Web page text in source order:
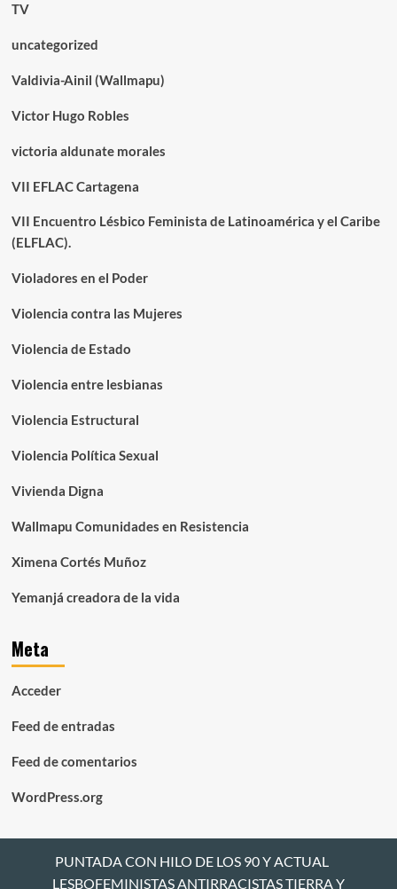
TV
uncategorized
Valdivia-Ainil (Wallmapu)
Victor Hugo Robles
victoria aldunate morales
VII EFLAC Cartagena
VII Encuentro Lésbico Feminista de Latinoamérica y el Caribe
(ELFLAC).
Violadores en el Poder
Violencia contra las Mujeres
Violencia de Estado
Violencia entre lesbianas
Violencia Estructural
Violencia Política Sexual
Vivienda Digna
Wallmapu Comunidades en Resistencia
Ximena Cortés Muñoz
Yemanjá creadora de la vida
Meta
Acceder
Feed de entradas
Feed de comentarios
WordPress.org
PUNTADA CON HILO DE LOS 90 Y ACTUAL
LESBOFEMINISTAS ANTIRRACISTAS TIERRA Y